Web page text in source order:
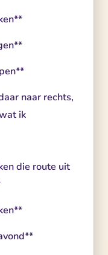
naar rechts,
ik
die route uit